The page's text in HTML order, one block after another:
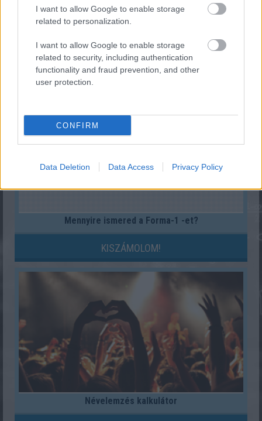
I want to allow Google to enable storage
related to personalization.
I want to allow Google to enable storage
related to security, including authentication
functionality and fraud prevention, and other
user protection.
CONFIRM
Data Deletion Data Access Privacy Policy
Ismered az állampapír befektetéseket?
KISZÁMOLOM!
Mennyire ismered a Forma-1 -et?
KISZÁMOLOM!
Névelemzés kalkulátor